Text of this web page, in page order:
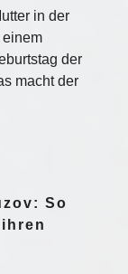
in der
einem
der
macht der
So